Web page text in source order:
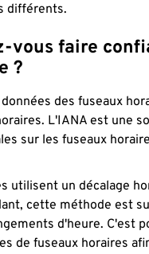
différents.
vous faire
?
des fuseaux
L'IANA est une
sur les fuseaux
utilisent un décalage
cette méthode est
d'heure. C'est
de fuseaux horaires